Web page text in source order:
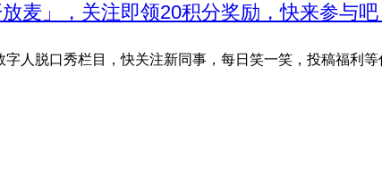
麦」，关注即领20积分奖励，快来参与吧